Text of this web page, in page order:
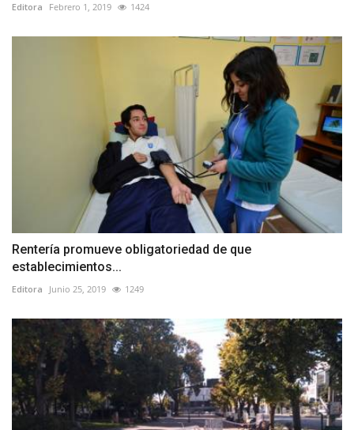
Editora Febrero 1, 2019 1424
Rentería promueve obligatoriedad de que
establecimientos...
Editora Junio 25, 2019 1249